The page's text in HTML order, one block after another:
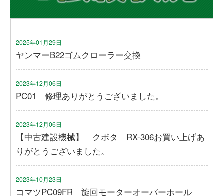
2025年01月29日
ヤンマーB22ゴムクローラー交換
2023年12月06日
PC01 修理ありがとうございました。
2023年12月06日
【中古建設機械】 クボタ RX-306お買い上げあ
りがとうございました。
2023年10月23日
コマツPC09FR 旋回モーターオーバーホール